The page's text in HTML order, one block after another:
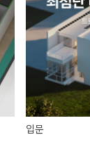
입문